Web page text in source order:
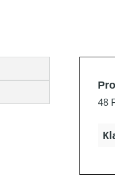
48